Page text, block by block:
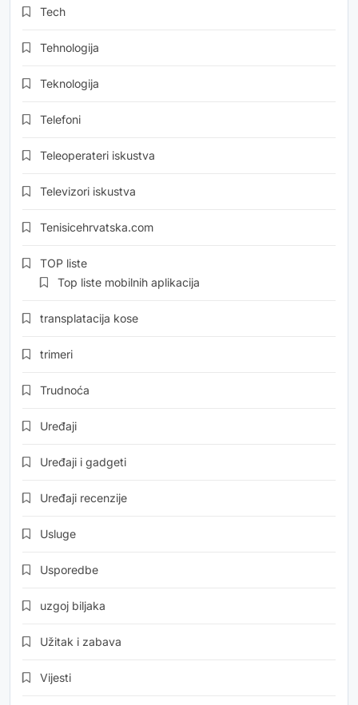
Tech
Tehnologija
Teknologija
Telefoni
Teleoperateri iskustva
Televizori iskustva
Tenisicehrvatska.com
TOP liste
Top liste mobilnih aplikacija
transplatacija kose
trimeri
Trudnoća
Uređaji
Uređaji i gadgeti
Uređaji recenzije
Usluge
Usporedbe
uzgoj biljaka
Užitak i zabava
Vijesti